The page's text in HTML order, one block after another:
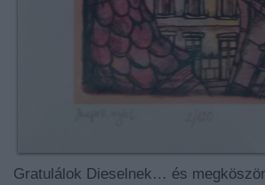
Gratulálok Dieselnek… és